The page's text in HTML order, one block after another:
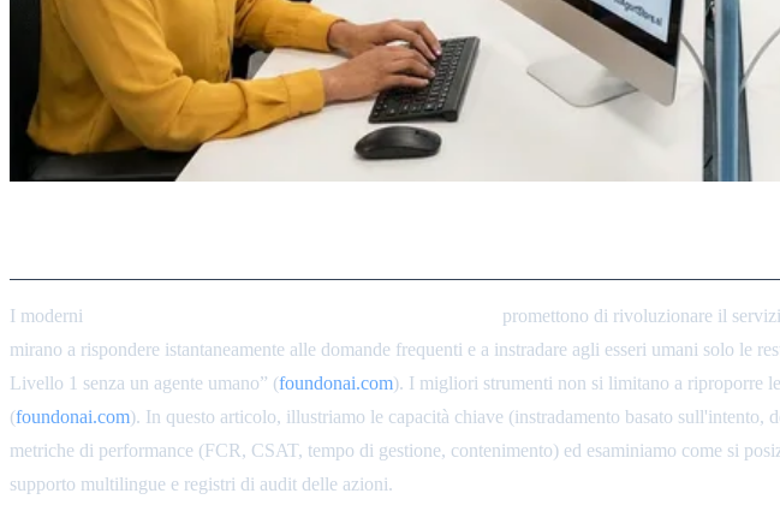
I moderni promettono di rivoluzionare il
mirano a rispondere istantaneamente alle domande frequenti e a instradare agli esseri umani solo
Livello 1 senza un agente umano” (foundonai.com). I migliori strumenti non si limitano a riproporre
(foundonai.com). In questo articolo, illustriamo le capacità chiave (instradamento basato
metriche di performance (FCR, CSAT, tempo di gestione, contenimento) ed esaminiamo come si
supporto multilingue e registri di audit delle azioni.